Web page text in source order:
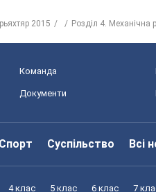
2015 Розділ 4. Механічна
Команда
Документи
Спорт Суспільство Всі
4 клас 5 клас 6 клас 7